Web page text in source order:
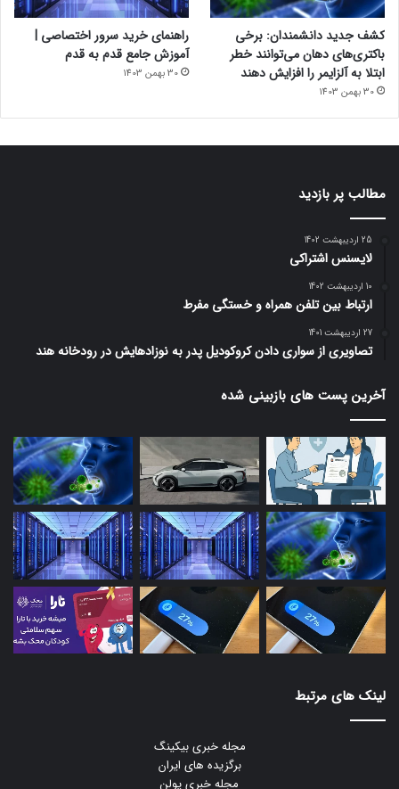
کشف جدید دانشمندان: برخی
باکتری‌های دهان می‌توانند خطر
ابتلا به آلزایمر را افزایش دهند
30 بهمن 1403
راهنمای خرید سرور اختصاصی |
آموزش جامع قدم به قدم
30 بهمن 1403
مطالب پر بازدید
25 اردیبهشت 1402
لایسنس اشتراکی
10 اردیبهشت 1402
ارتباط بین تلفن همراه و خستگی مفرط
27 اردیبهشت 1401
تصاویری از سواری دادن کروکودیل پدر به نوزادهایش در رودخانه هند
آخرین پست های بازبینی شده
لینک های مرتبط
مجله خبری بیکینگ
برگزیده های ایران
مجله خبری یولن